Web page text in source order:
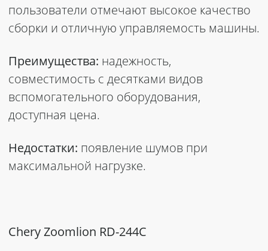
пользователи отмечают высокое качество
сборки и отличную управляемость машины.
Преимущества: надежность,
совместимость с десятками видов
вспомогательного оборудования,
доступная цена.
Недостатки: появление шумов при
максимальной нагрузке.
Chery Zoomlion RD-244C